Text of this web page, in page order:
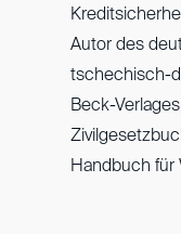
Autor des
tschechisch-
Beck-
Handbuch für